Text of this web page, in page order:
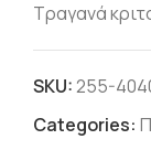
Τραγανά
SKU:255-
Categories: